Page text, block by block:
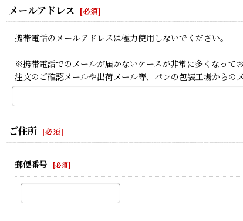
メールアドレス [必須]
携帯電話のメールアドレスは極力使用しないでください。
※携帯電話でのメールが届かないケースが非常に多くなっ
注文のご確認メールや出荷メール等、パンの包装工場からの
ご住所 [必須]
郵便番号 [必須]